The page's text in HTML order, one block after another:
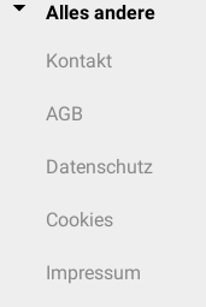
Alles andere
Kontakt
AGB
Datenschutz
Cookies
Impressum